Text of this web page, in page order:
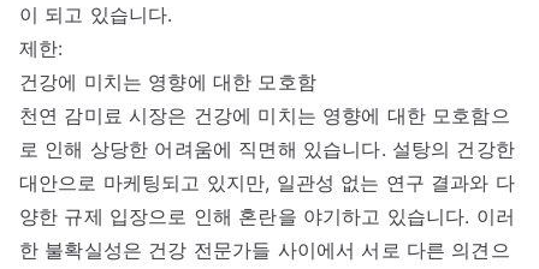
이 되고 있습니다.
제한:
건강에 미치는 영향에 대한 모호함
천연 감미료 시장은 건강에 미치는 영향에 대한 모호함으
로 인해 상당한 어려움에 직면해 있습니다. 설탕의 건강한
대안으로 마케팅되고 있지만, 일관성 없는 연구 결과와 다
양한 규제 입장으로 인해 혼란을 야기하고 있습니다. 이러
한 불확실성은 건강 전문가들 사이에서 서로 다른 의견으